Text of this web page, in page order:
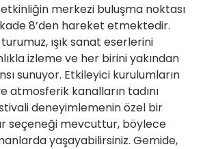
etkinliğin merkezi buluşma noktası
8’den hareket etmektedir.
turumuz, ışık sanat eserlerini
izleme ve her birini yakından
sunuyor. Etkileyici kurulumların
atmosferik kanalların tadını
deneyimlemenin özel bir
seçeneği mevcuttur, böylece
yaşayabilirsiniz. Gemide,